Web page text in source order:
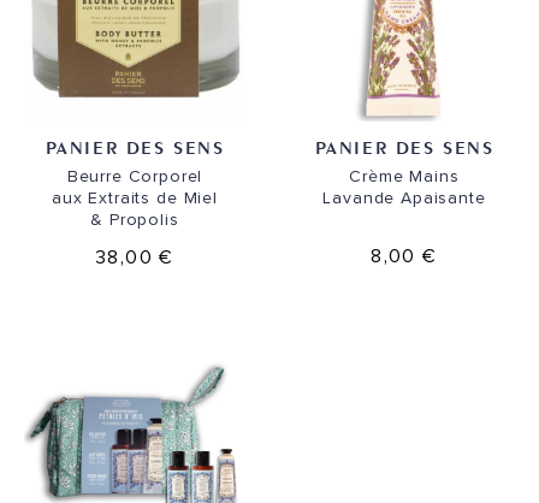
PANIER DES SENS
Beurre Corporel
aux Extraits de Miel
& Propolis
38,00 €
PANIER DES SENS
Crème Mains
Lavande Apaisante
8,00 €